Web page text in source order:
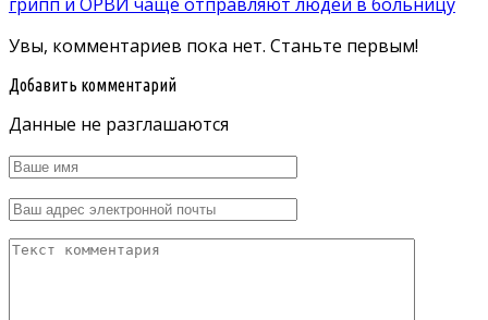
Увы, комментариев пока нет. Станьте первым!
Добавить комментарий
Данные не разглашаются